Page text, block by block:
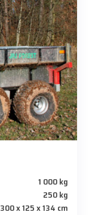
1 000 kg
250 kg
300 x 125 x 134 cm